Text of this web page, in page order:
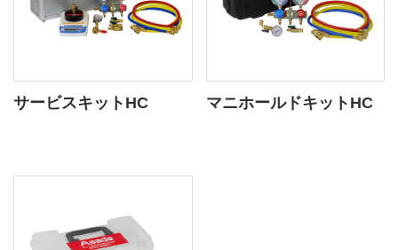
サービスキットHC マニホールドキットHC